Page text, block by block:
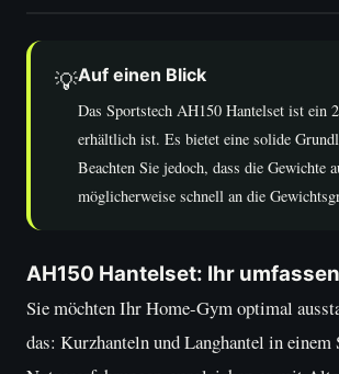
💡Auf einen Blick
Das Sportstech AH150 Hantelset ist ein
erhältlich ist. Es bietet eine solide
Beachten Sie jedoch, dass die Gewichte
möglicherweise schnell an die
AH150 Hantelset: Ihr
Sie möchten Ihr Home-Gym optimal
das: Kurzhanteln und Langhantel in